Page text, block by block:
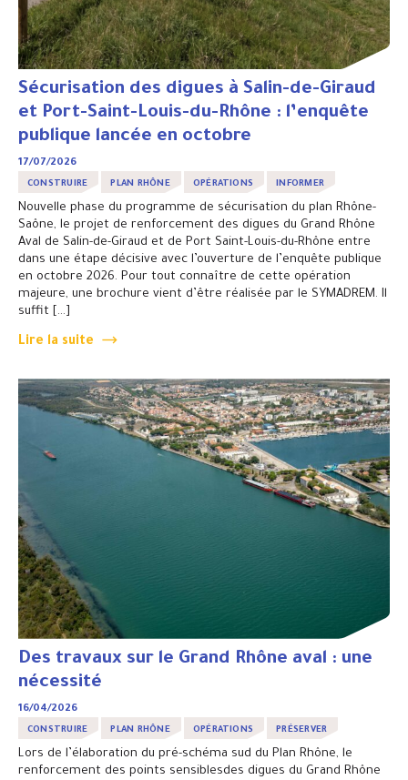
Sécurisation des digues à Salin-de-Giraud
et Port-Saint-Louis-du-Rhône : l’enquête
publique lancée en octobre
17/07/2026
CONSTRUIRE PLAN RHÔNE OPÉRATIONS INFORMER
Nouvelle phase du programme de sécurisation du plan Rhône-
Saône, le projet de renforcement des digues du Grand Rhône
Aval de Salin-de-Giraud et de Port Saint-Louis-du-Rhône entre
dans une étape décisive avec l’ouverture de l’enquête publique
en octobre 2026. Pour tout connaître de cette opération
majeure, une brochure vient d’être réalisée par le SYMADREM. Il
suffit […]
Lire la suite
Des travaux sur le Grand Rhône aval : une
nécessité
16/04/2026
CONSTRUIRE PLAN RHÔNE OPÉRATIONS PRÉSERVER
Lors de l’élaboration du pré-schéma sud du Plan Rhône, le
renforcement des points sensiblesdes digues du Grand Rhône